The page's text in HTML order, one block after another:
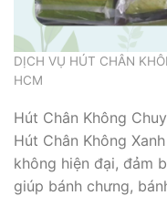
DỊCH VỤ HÚT CHÂN
HCM
Hút Chân Không
Hút Chân Không
không hiện đại, đảm
giúp bánh chưng,